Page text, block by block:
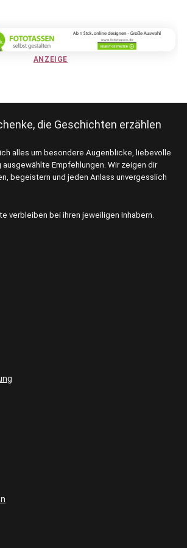
ANZEIGE
die Geschichten erzählen
alles um besondere Augenblicke, liebevolle
Empfehlungen. Wir zeigen dir
begeistern und jeden Anlass unvergesslich
verbleiben bei ihren jeweiligen Inhabern.